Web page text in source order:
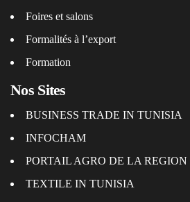
Foires et salons
Formalités à l’export
Formation
Nos Sites
BUSINESS TRADE IN TUNISIA
INFOCHAM
PORTAIL AGRO DE LA
TEXTILE IN TUNISIA